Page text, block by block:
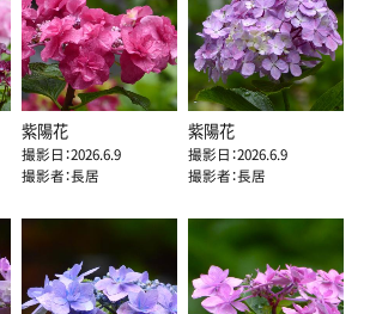
紫陽花
撮影日：2026.6.9
撮影者：長居
紫陽花
撮影日：2026.6.9
撮影者：長居